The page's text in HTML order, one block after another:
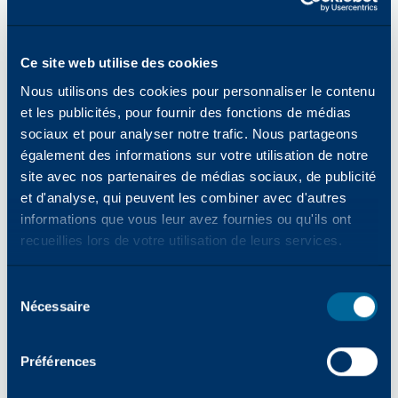
Ce site web utilise des cookies
Nous utilisons des cookies pour personnaliser le contenu
et les publicités, pour fournir des fonctions de médias
sociaux et pour analyser notre trafic. Nous partageons
également des informations sur votre utilisation de notre
site avec nos partenaires de médias sociaux, de publicité
et d'analyse, qui peuvent les combiner avec d'autres
informations que vous leur avez fournies ou qu'ils ont
recueillies lors de votre utilisation de leurs services.
desNécessaire
Préférences
d'adhérer à une surface OPC "collante" qu'à une
dus au broutage ou au retournement de la lame
risquent d'être plus graves sur les tambours
OPC, car les revêtements OPC sont plus
souples et plus sensibles aux rayures que les
revêtements en alliage de sélénium.
Types de lubrifiants
Les tambours et les lames de nettoyage de
tambour pré-lubrifiés, ainsi que ceux installés
dans des photocopieurs dotés d'un cycle de
lubrification automatique du tambour utilisant
du toner, ne nécessitent généralement pas de
lubrification supplémentaire avant leur
lames non pré-lubrifiés et qui ne bénéficient pas